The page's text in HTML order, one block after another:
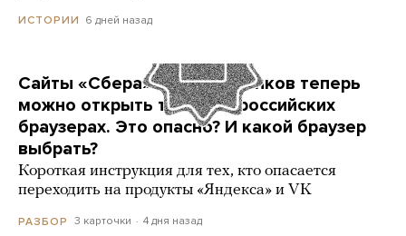
ИСТОРИИ 6 дней назад
Сайты «Сбера» и других банков теперь
можно открыть только в российских
браузерах. Это опасно? И какой браузер
выбрать?
Короткая инструкция для тех, кто опасается
переходить на продукты «Яндекса» и VK
РАЗБОР 3 карточки 4 дня назад